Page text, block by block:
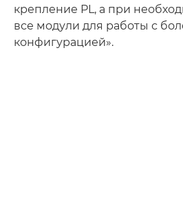
крепление PL, а при
все модули для работы с
конфигурацией».